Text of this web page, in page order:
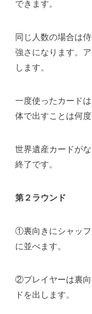
できます。
同じ人数の場合は
強さになります。
します。
一度使ったカード
体で出すことは何度
世界遺産カードが
終了です。
第２ラウンド
①裏向きにシャッ
に並べます。
②プレイヤーは裏
ドを出します。